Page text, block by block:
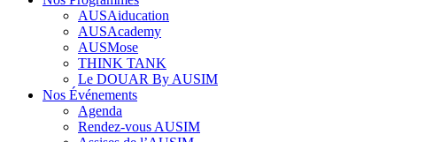
AUSAiducation
AUSAcademy
AUSMose
THINK TANK
Le DOUAR By AUSIM
Nos Événements
Agenda
Rendez-vous AUSIM